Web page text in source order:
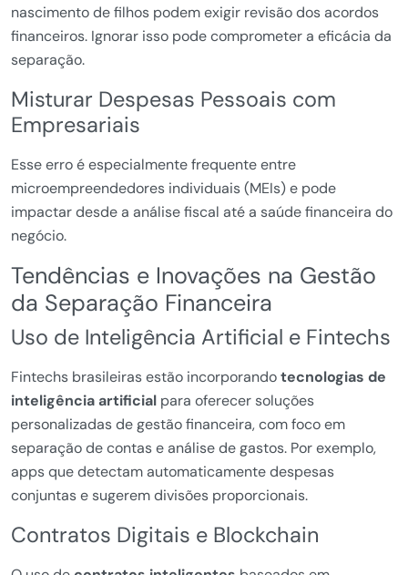
nascimento de filhos podem exigir revisão dos acordos
financeiros. Ignorar isso pode comprometer a eficácia da
separação.
Misturar Despesas Pessoais com
Empresariais
Esse erro é especialmente frequente entre
microempreendedores individuais (MEIs) e pode
impactar desde a análise fiscal até a saúde financeira do
negócio.
Tendências e Inovações na Gestão
da Separação Financeira
Uso de Inteligência Artificial e Fintechs
Fintechs brasileiras estão incorporandotecnologias de
inteligência artificial para oferecer soluções
personalizadas de gestão financeira, com foco em
separação de contas e análise de gastos. Por exemplo,
apps que detectam automaticamente despesas
conjuntas e sugerem divisões proporcionais.
Contratos Digitais e Blockchain